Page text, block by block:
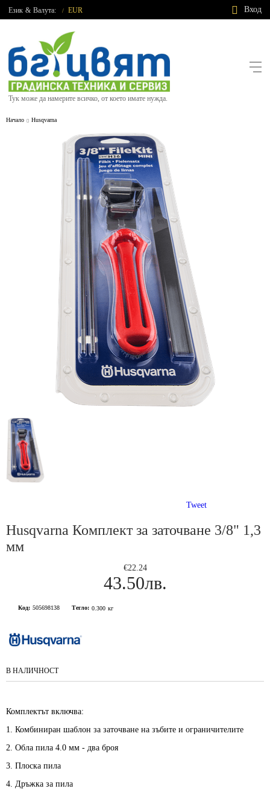
Език & Валута: / EUR Вход
Тук може да намерите всичко, от което имате нужда.
Начало Husqvarna
Tweet
Husqvarna Комплект за заточване 3/8" 1,3
мм
€22.24
43.50лв.
Код: 505698138 Тегло: 0.300 кг
В НАЛИЧНОСТ
Комплектът включва:
1. Комбиниран шаблон за заточване на зъбите и ограничителите
2. Обла пила 4.0 мм - два броя
3. Плоска пила
4. Дръжка за пила